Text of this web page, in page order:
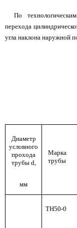
По
перехода
угла наклона наружной
Диаметр
условного
прохода
трубы d,
Марка
трубы
мм
ТН50-0